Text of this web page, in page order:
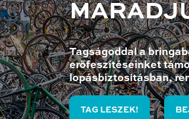
Tagságoddal a
erőfeszítéseinket
lopásbiztosításban,
TAG LESZEK!